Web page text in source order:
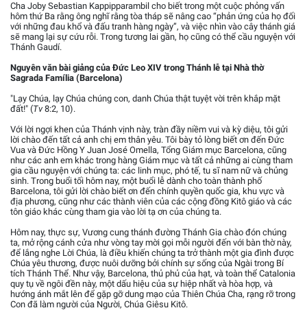
Cha Joby Sebastian Kappipparambil cho biết trong một cuộc phỏng vấn
hôm thứ Ba rằng ông nghĩ rằng tòa tháp sẽ nâng cao “phản ứng của họ đối
với những đau khổ và đấu tranh hàng ngày”, và việc nhìn vào cây thánh giá
sẽ mang lại sự cứu rỗi. Trong tương lai gần, họ cũng có thể cầu nguyện với
Thánh Gaudí.
Nguyên văn bài giảng của Đức Leo XIV trong Thánh lễ tại Nhà thờ
Sagrada Família (Barcelona)
"Lạy Chúa, lạy Chúa chúng con, danh Chúa thật tuyệt vời trên khắp mặt
đất!" (Tv8:2, 10).
Với lời ngợi khen của Thánh vịnh này, tràn đầy niềm vui và kỳ diệu, tôi gửi
lời chào đến tất cả anh chị em thân yêu. Tôi bày tỏ lòng biết ơn đến Đức
Vua và Đức Hồng Y Juan José Omella, Tổng Giám mục Barcelona, cũng
như các anh em khác trong hàng Giám mục và tất cả những ai cùng tham
gia cầu nguyện với chúng ta: các linh mục, phó tế, tu sĩ nam nữ và chủng
sinh. Trong buổi tối hôm nay, một buổi lễ dành cho toàn thành phố
Barcelona, tôi gửi lời chào biết ơn đến chính quyền quốc gia, khu vực và
địa phương, cũng như các thành viên của các cộng đồng Kitô giáo và các
tôn giáo khác cùng tham gia vào lời tạ ơn của chúng ta.
Hôm nay, thực sự, Vương cung thánh đường Thánh Gia chào đón chúng
ta, mở rộng cánh cửa như vòng tay mời gọi mỗi người đến với bàn thờ này,
để lắng nghe Lời Chúa, là điều khiến chúng ta trở thành một gia đình được
Chúa yêu thương, được nuôi dưỡng bởi chính sự sống của Ngài trong Bí
tích Thánh Thể. Như vậy, Barcelona, thủ phủ của hạt, và toàn thể Catalonia
quy tụ về ngôi đền này, một dấu hiệu của sự hiệp nhất và hòa hợp, và
hướng ánh mắt lên để gặp gỡ dung mạo của Thiên Chúa Cha, rạng rỡ trong
Con đã làm người của Người, Chúa Giêsu Kitô.